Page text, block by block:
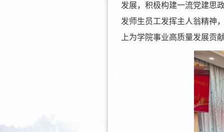
发展，积极构建一流党建思
发师生员工发挥主人翁精神
上为学院事业高质量发展贡